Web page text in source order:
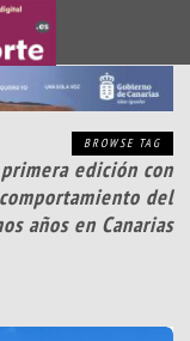
BROWSE TAG
edición con
del
años en Canarias